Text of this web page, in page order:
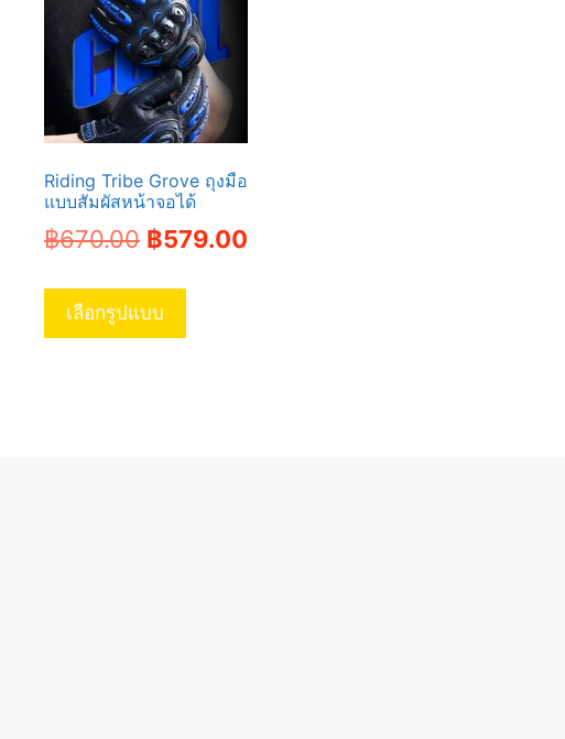
Riding Tribe Grove ถุงมือ
แบบสัมผัสหน้าจอได้
฿670.00 Original
was:
฿670.00.
฿579.00
เลือกรูปแบบ
has